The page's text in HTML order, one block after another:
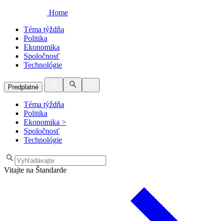
Home
Téma týždňa
Politika
Ekonomika
Spoločnosť
Technológie
Predplatné
Téma týždňa
Politika
Ekonomika >
Spoločnosť
Technológie
Vitajte na Štandarde